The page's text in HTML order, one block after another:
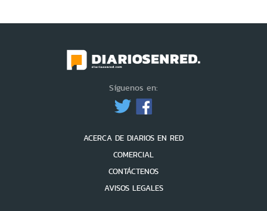
Síguenos en:
ACERCA DE DIARIOS EN RED
COMERCIAL
CONTÁCTENOS
AVISOS LEGALES